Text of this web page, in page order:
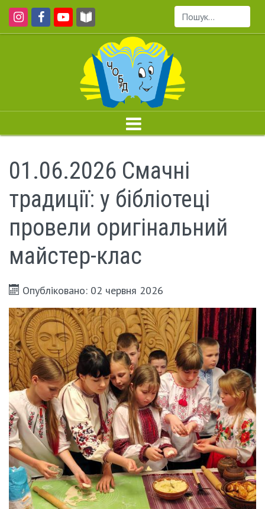
Пошук...
01.06.2026 Смачні
традиції: у бібліотеці
провели оригінальний
майстер-клас
Опубліковано: 02 червня 2026